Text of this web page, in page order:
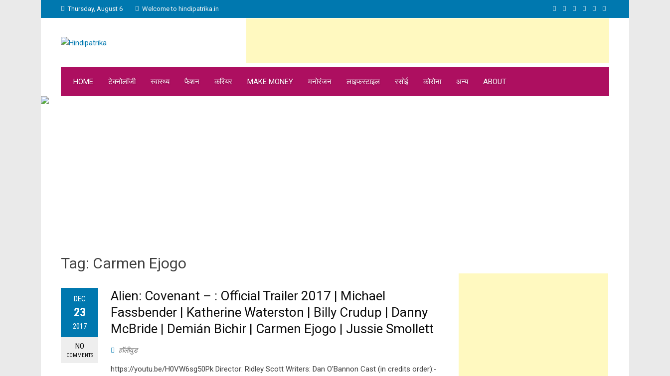
Thursday, August 6 Welcome to hindipatrika.in
HOME टेक्नोलॉजी स्वास्थ्य फैशन करियर MAKE MONEY मनोरंजन लाइफस्टाइल रसोई कोरोना अन्य ABOUT
Tag: Carmen Ejogo
DEC
23
2017
NO
COMMENTS
Alien: Covenant – : Official Trailer 2017 | Michael
Fassbender | Katherine Waterston | Billy Crudup | Danny
McBride | Demián Bichir | Carmen Ejogo | Jussie Smollett
हॉलीवुड
https://youtu.be/H0VW6sg50Pk Director: Ridley Scott Writers: Dan O'Bannon Cast (in credits order):-